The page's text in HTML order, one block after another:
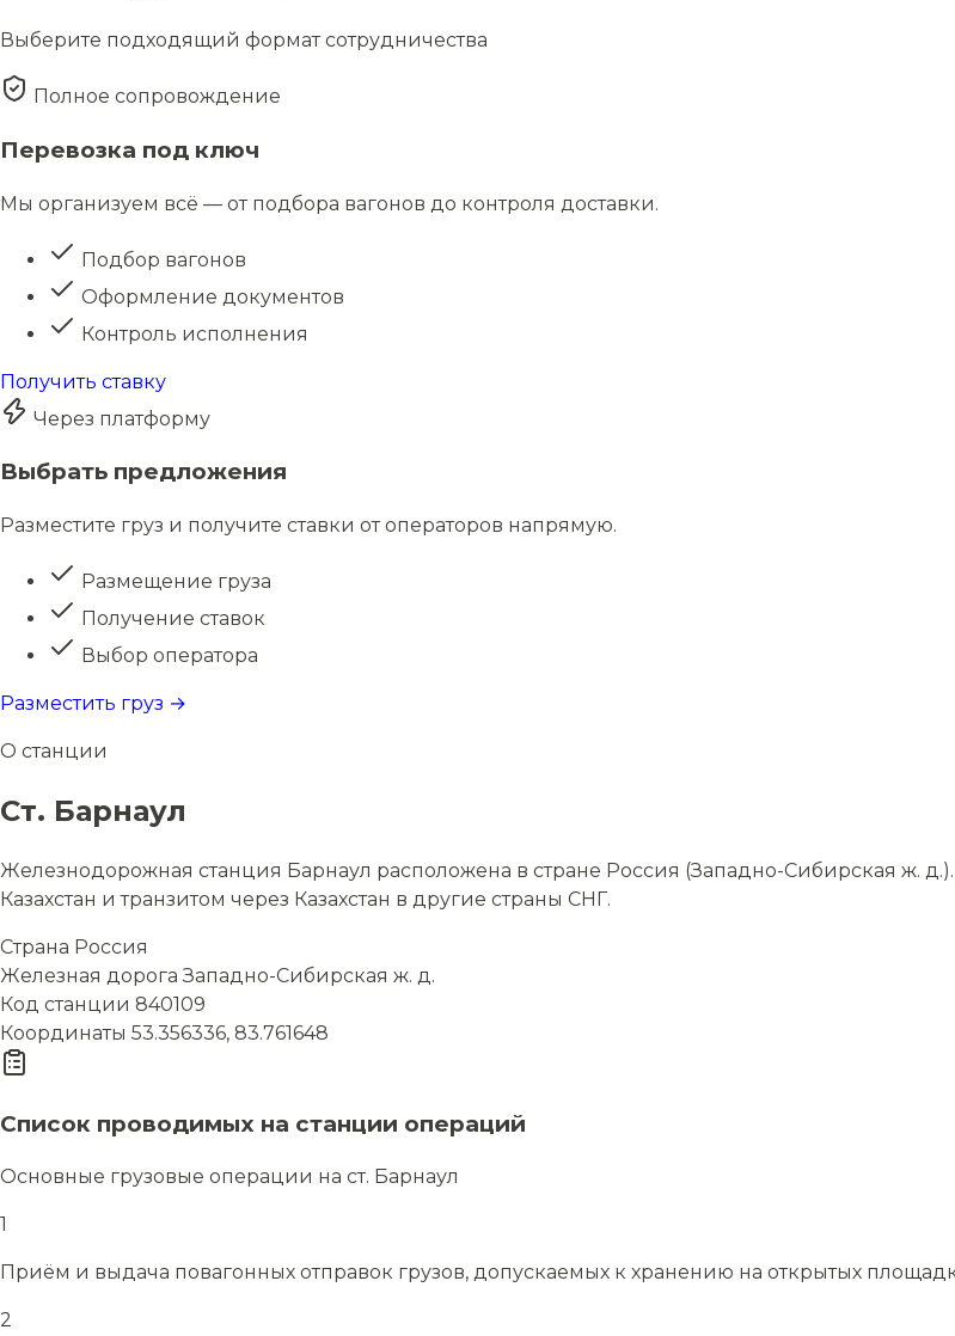
Выберите подходящий формат сотрудничества
Полное сопровождение
Перевозка под ключ
Мы организуем всё — от подбора вагонов до контроля доставки.
Подбор вагонов
Оформление документов
Контроль исполнения
Получить ставку
Через платформу
Выбрать предложения
Разместите груз и получите ставки от операторов напрямую.
Размещение груза
Получение ставок
Выбор оператора
Разместить груз →
О станции
Ст. Барнаул
Железнодорожная станция Барнаул расположена в стране Россия (Западно-Сибирская ж.
Казахстан и транзитом через Казахстан в другие страны СНГ.
Страна Россия
Железная дорога Западно-Сибирская ж. д.
Код станции 840109
Координаты 53.356336, 83.761648
Список проводимых на станции операций
Основные грузовые операции на ст. Барнаул
1
Приём и выдача повагонных отправок грузов, допускаемых к хранению на открытых
2